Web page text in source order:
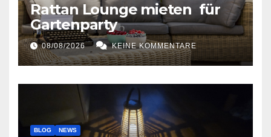
Rattan Lounge mieten für
Gartenparty
08/08/2026 KEINE KOMMENTARE
BLOG NEWS